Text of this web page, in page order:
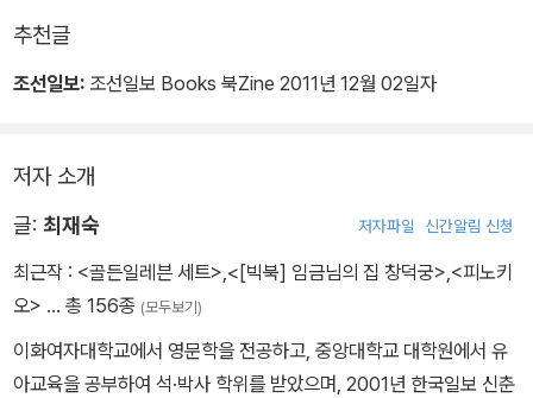
“그래그래, 너희 말도 다 옳아. 그래도 김치 하면 배추지…….” 김치 특
게 입을 떼려 할 때다. “앗, 구조 요청이다!” 파가 소리친다. 일곱 살
난 은지가 배탈·설사로 고생을 하고 있다는 것이다.
“김치 특공대, 변신 준비!” 배추 대장의 외침에 김치 특공대는 재빨리
변신.합체할 준비를 한다. 가장 먼저 배추 대장이 소금과 합체해 절인
배추가 된다. 뒤이어 무는 무채로, 마늘과 생강은 콩콩 다진 모습으로,
파는 송송 썬 모습으로, 고추는 보슬보슬 가루로 변신, 젓갈과 합체해
추천글
조선일보: 조선일보 Books 북Zine 2011년 12월 02일자
저자 소개
글: 최재숙 저자파일 신간알림 신청
최근작 : <골든일레븐 세트>,<[빅북] 임금님의 집 창덕궁>,<피노키
오> … 총 156종 (모두보기)
이화여자대학교에서 영문학을 전공하고, 중앙대학교 대학원에서 유
아교육을 공부하여 석·박사 학위를 받았으며, 2001년 한국일보 신춘